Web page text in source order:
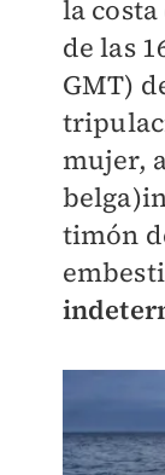
la
de las
GMT)
mujer,
timón